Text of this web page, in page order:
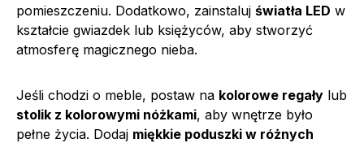
pomieszczeniu. Dodatkowo, zainstaluj światła LED w
kształcie gwiazdek lub księżyców, aby stworzyć
atmosferę magicznego nieba.
Jeśli chodzi o meble, postaw na kolorowe regały lub
stolik z kolorowymi nóżkami, aby wnętrze było
pełne życia. Dodaj miękkie poduszki w różnych